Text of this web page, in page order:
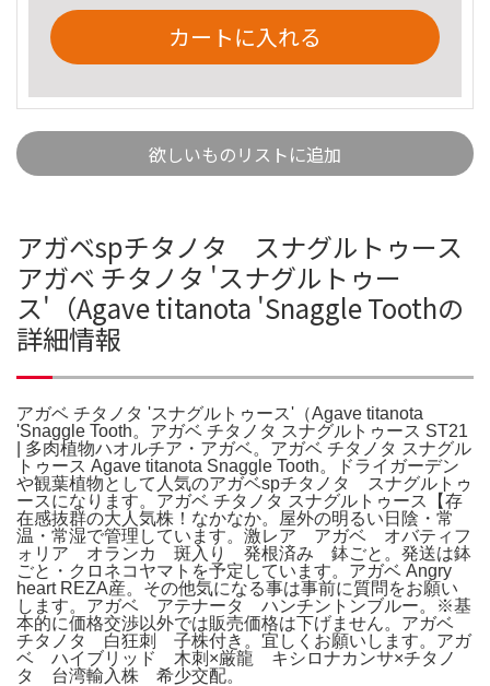
カートに入れる
欲しいものリストに追加
アガベspチタノタ スナグルトゥース
アガベ チタノタ 'スナグルトゥー
ス'（Agave titanota 'Snaggle Toothの
詳細情報
アガベ チタノタ 'スナグルトゥース'（Agave titanota
'Snaggle Tooth。アガベ チタノタ スナグルトゥース ST21
| 多肉植物ハオルチア・アガベ。アガベ チタノタ スナグル
トゥース Agave titanota Snaggle Tooth。ドライガーデン
や観葉植物として人気のアガベspチタノタ スナグルトゥ
ースになります。アガベ チタノタ スナグルトゥース【存
在感抜群の大人気株！なかなか。屋外の明るい日陰・常
温・常湿で管理しています。激レア アガベ オバティフ
ォリア オランカ 斑入り 発根済み 鉢ごと。発送は鉢
ごと・クロネコヤマトを予定しています。アガベ Angry
heart REZA産。その他気になる事は事前に質問をお願い
します。アガベ アテナータ ハンチントンブルー。※基
本的に価格交渉以外では販売価格は下げません。アガベ
チタノタ 白狂刺 子株付き。宜しくお願いします。アガ
ベ ハイブリッド 木刺×厳龍 キシロナカンサ×チタノ
タ 台湾輸入株 希少交配。